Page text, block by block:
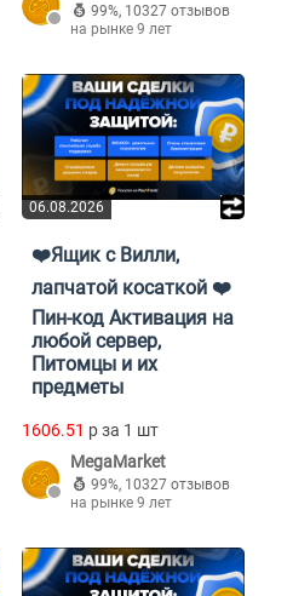
99%, 10327 отзывов
на рынке 9 лет
06.08.2026
❤️Ящик с Вилли,
лапчатой косаткой ❤️
Пин-код Активация на
любой сервер,
Питомцы и их
предметы
1606.51 p за 1 шт
MegaMarket
99%, 10327 отзывов
на рынке 9 лет